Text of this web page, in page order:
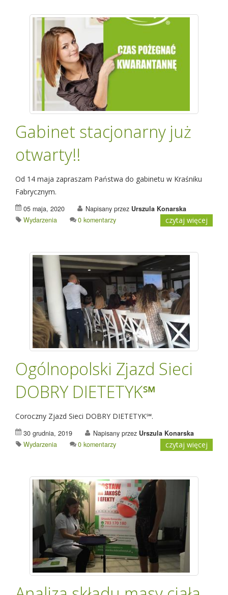
Gabinet stacjonarny już
otwarty!!
Od 14 maja zapraszam Państwa do gabinetu w Kraśniku
Fabrycznym.
05 maja, 2020 Napisany przez Urszula Konarska
Wydarzenia
0 komentarzy czytaj więcej
Ogólnopolski Zjazd Sieci
DOBRY DIETETYK℠
Coroczny Zjazd Sieci DOBRY DIETETYK℠.
30 grudnia, 2019 Napisany przez Urszula Konarska
Wydarzenia
0 komentarzy czytaj więcej